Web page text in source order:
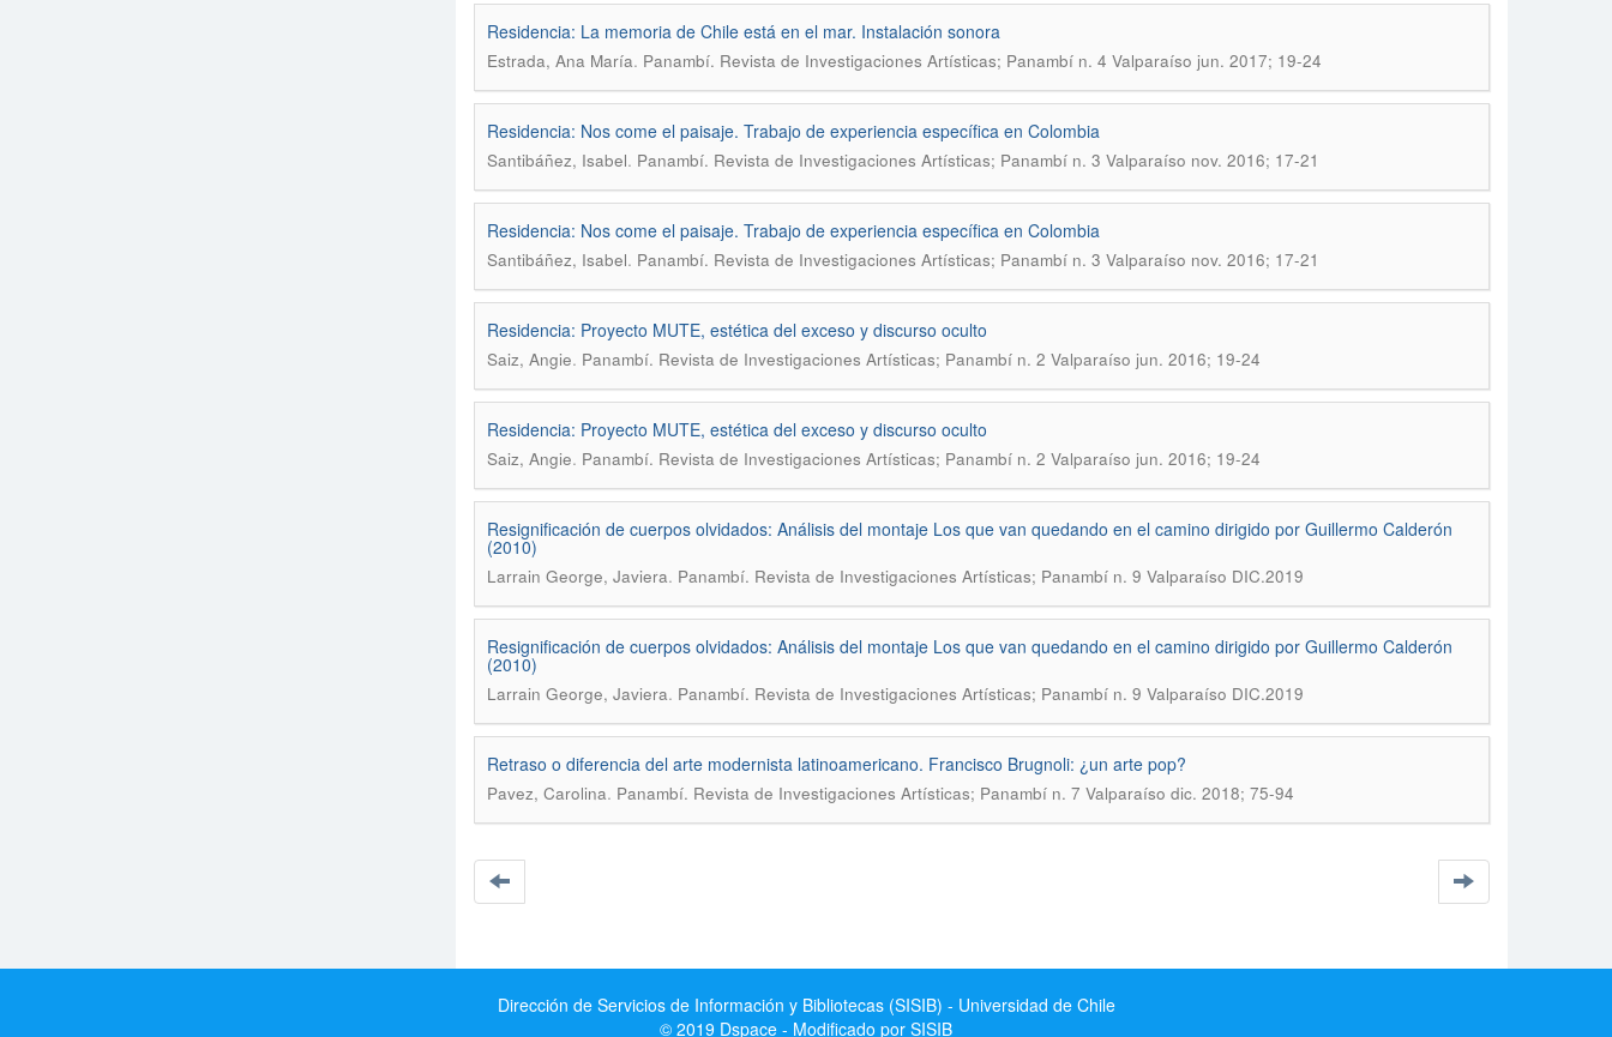
Residencia: La memoria de Chile está en el mar. Instalación sonora
Estrada, Ana María. Panambí. Revista de Investigaciones Artísticas; Panambí n. 4 Valparaíso jun. 2017; 19-24
Residencia: Nos come el paisaje. Trabajo de experiencia específica en Colombia
Santibáñez, Isabel. Panambí. Revista de Investigaciones Artísticas; Panambí n. 3 Valparaíso nov. 2016; 17-21
Residencia: Nos come el paisaje. Trabajo de experiencia específica en Colombia
Santibáñez, Isabel. Panambí. Revista de Investigaciones Artísticas; Panambí n. 3 Valparaíso nov. 2016; 17-21
Residencia: Proyecto MUTE, estética del exceso y discurso oculto
Saiz, Angie. Panambí. Revista de Investigaciones Artísticas; Panambí n. 2 Valparaíso jun. 2016; 19-24
Residencia: Proyecto MUTE, estética del exceso y discurso oculto
Saiz, Angie. Panambí. Revista de Investigaciones Artísticas; Panambí n. 2 Valparaíso jun. 2016; 19-24
Resignificación de cuerpos olvidados: Análisis del montaje Los que van quedando en el camino dirigido por Guillermo Calderón
(2010)
Larrain George, Javiera. Panambí. Revista de Investigaciones Artísticas; Panambí n. 9 Valparaíso DIC.2019
Resignificación de cuerpos olvidados: Análisis del montaje Los que van quedando en el camino dirigido por Guillermo Calderón
(2010)
Larrain George, Javiera. Panambí. Revista de Investigaciones Artísticas; Panambí n. 9 Valparaíso DIC.2019
Retraso o diferencia del arte modernista latinoamericano. Francisco Brugnoli: ¿un arte pop?
Pavez, Carolina. Panambí. Revista de Investigaciones Artísticas; Panambí n. 7 Valparaíso dic. 2018; 75-94
Dirección de Servicios de Información y Bibliotecas (SISIB) - Universidad de Chile
© 2019 Dspace - Modificado por SISIB